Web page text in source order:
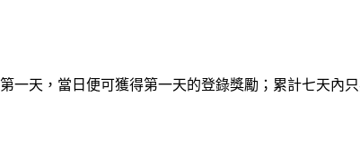
一天，當日便可獲得第一天的登錄獎勵；累計七天內